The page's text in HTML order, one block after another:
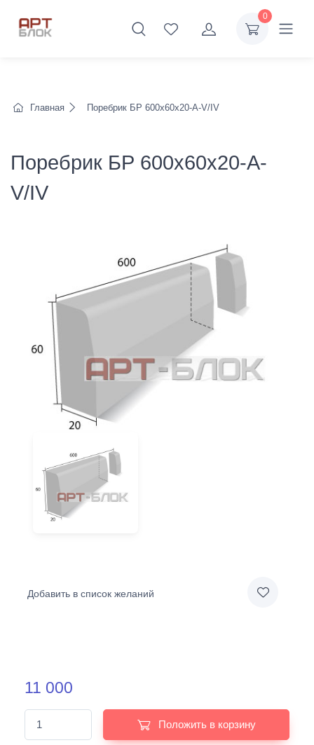
0
Главная Поребрик БР 600х60х20-А-V/IV
Поребрик БР 600х60х20-А-
V/IV
Добавить в список желаний
11 000
Положить в корзину